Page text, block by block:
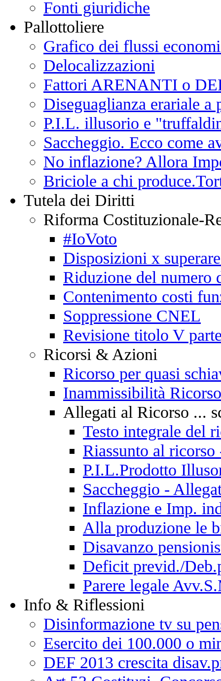
Fonti giuridiche
Pallottoliere
Grafico dei flussi
Delocalizzazioni
Fattori ARENANTI o
Diseguaglianza erariale
P.I.L. illusorio e
Saccheggio. Ecco come
No inflazione? Allora
Briciole a chi
Tutela dei Diritti
Riforma Costituzionale-
#IoVoto
Disposizioni x
Riduzione del numero
Contenimento costi
Soppressione CNEL
Revisione titolo V
Ricorsi & Azioni
Ricorso per quasi
Inammissibilità
Allegati al Ricorso ...
Testo integrale del
Riassunto al
P.I.L.Prodotto
Saccheggio -
Inflazione e Imp.
Alla produzione le
Disavanzo
Deficit previd./
Parere legale
Info & Riflessioni
Disinformazione tv su
Esercito dei 100.000 o
DEF 2013 crescita